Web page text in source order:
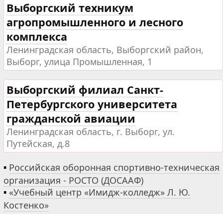
Выборгский техникум
агропромышленного и лесного
комплекса
Ленинградская область, Выборгский район,
Выборг, улица Промышленная, 1
Выборгский филиал Санкт-
Петербургского университета
гражданской авиации
Ленинградская область, г. Выборг, ул.
Путейская, д.8
▪ Российская оборонная спортивно-техническая
организация - РОСТО (ДОСААФ)
▪ «Учебный центр «Имидж-колледж» Л. Ю.
Костенко»